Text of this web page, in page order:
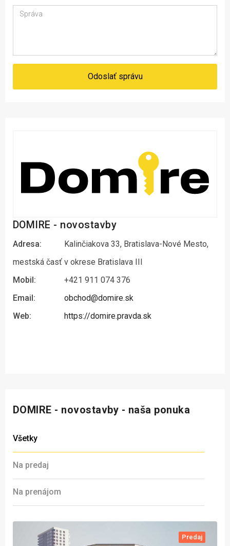
Odoslať správu
DOMIRE - novostavby
Adresa:
Kalinčiakova 33, Bratislava-Nové Mesto,
mestská časť v okrese Bratislava III
Mobil:
+421 911 074 376
Email:
obchod@domire.sk
Web:
https://domire.pravda.sk
DOMIRE - novostavby - naša ponuka
Všetky
Na predaj
Na prenájom
Predaj